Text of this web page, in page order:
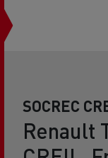
SOCREC
Renault